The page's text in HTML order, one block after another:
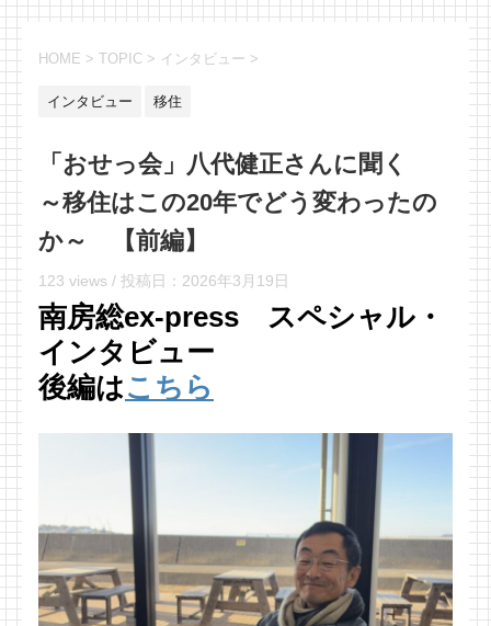
HOME > TOPIC > インタビュー >
インタビュー 移住
「おせっ会」八代健正さんに聞く
～移住はこの20年でどう変わったの
か～ 【前編】
123 views / 投稿日： 2026年3月19日
南房総ex-press スペシャル・
インタビュー
後編はこちら